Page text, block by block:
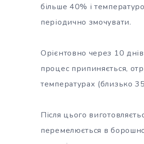
більше 40% і
періодично змочувати.
Орієнтовно через 10
процес припиняється,
температурах (близько
Після цього
перемелюється в